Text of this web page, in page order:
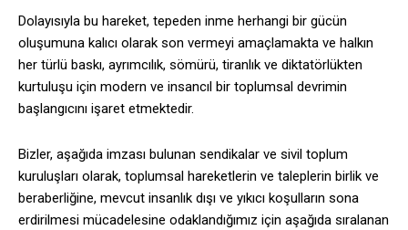
Dolayısıyla bu hareket, tepeden inme herhangi bir gücün
oluşumuna kalıcı olarak son vermeyi amaçlamakta ve halkın
her türlü baskı, ayrımcılık, sömürü, tiranlık ve diktatörlükten
kurtuluşu için modern ve insancıl bir toplumsal devrimin
başlangıcını işaret etmektedir.
Bizler, aşağıda imzası bulunan sendikalar ve sivil toplum
kuruluşları olarak, toplumsal hareketlerin ve taleplerin birlik ve
beraberliğine, mevcut insanlık dışı ve yıkıcı koşulların sona
erdirilmesi mücadelesine odaklandığımız için aşağıda sıralanan